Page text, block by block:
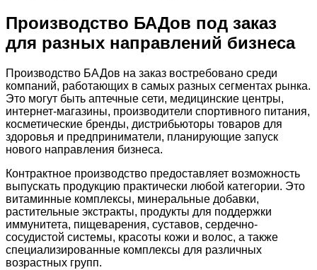
Производство БАДов под заказ
для разных направлений бизнеса
Производство БАДов на заказ востребовано среди
компаний, работающих в самых разных сегментах рынка.
Это могут быть аптечные сети, медицинские центры,
интернет-магазины, производители спортивного питания,
косметические бренды, дистрибьюторы товаров для
здоровья и предприниматели, планирующие запуск
нового направления бизнеса.
Контрактное производство предоставляет возможность
выпускать продукцию практически любой категории. Это
витаминные комплексы, минеральные добавки,
растительные экстракты, продукты для поддержки
иммунитета, пищеварения, суставов, сердечно-
сосудистой системы, красоты кожи и волос, а также
специализированные комплексы для различных
возрастных групп.